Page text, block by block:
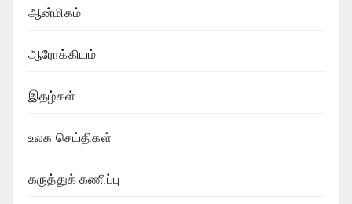
ஆன்மிகம்
ஆரோக்கியம்
இதழ்கள்
உலக செய்திகள்
கருத்துக் கணிப்பு